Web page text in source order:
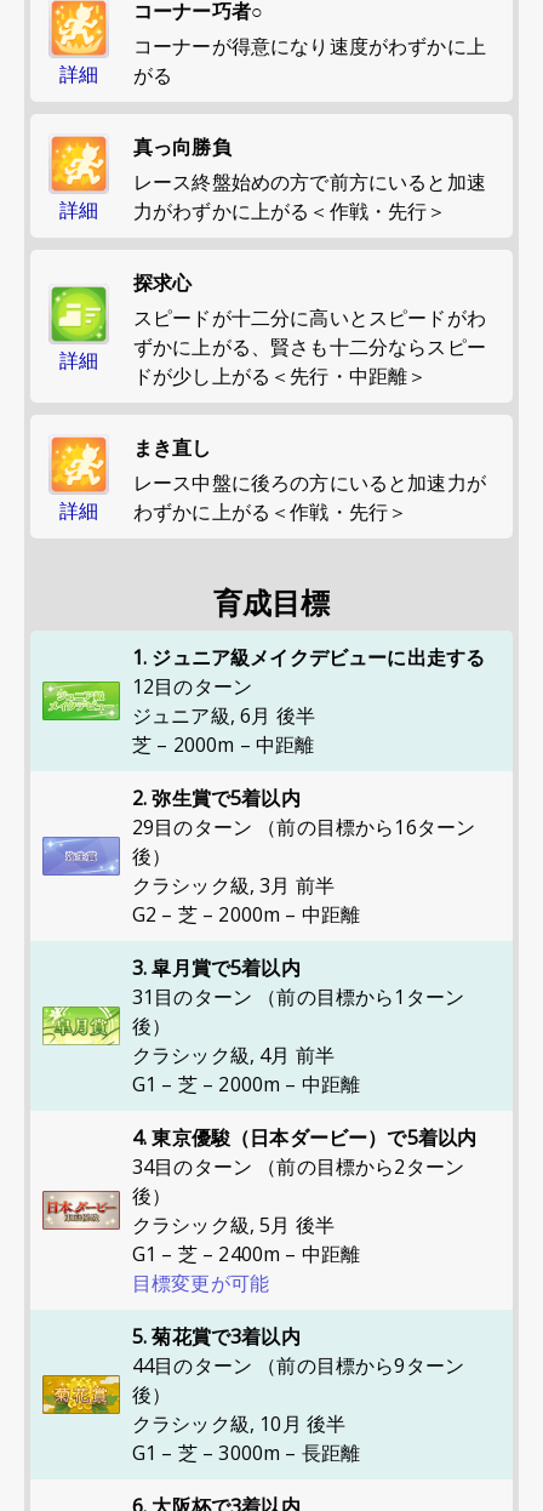
詳細
コーナー巧者○
コーナーが得意になり速度がわずかに上
がる
詳細
真っ向勝負
レース終盤始めの方で前方にいると加速
力がわずかに上がる＜作戦・先行＞
詳細
探求心
スピードが十二分に高いとスピードがわ
ずかに上がる、賢さも十二分ならスピー
ドが少し上がる＜先行・中距離＞
詳細
まき直し
レース中盤に後ろの方にいると加速力が
わずかに上がる＜作戦・先行＞
育成目標
1. ジュニア級メイクデビューに出走する
12目のターン
ジュニア級, 6月 後半
芝 – 2000m – 中距離
2. 弥生賞で5着以内
29目のターン （前の目標から16ターン
後）
クラシック級, 3月 前半
G2 – 芝 – 2000m – 中距離
3. 皐月賞で5着以内
31目のターン （前の目標から1ターン
後）
クラシック級, 4月 前半
G1 – 芝 – 2000m – 中距離
4. 東京優駿（日本ダービー）で5着以内
34目のターン （前の目標から2ターン
後）
クラシック級, 5月 後半
G1 – 芝 – 2400m – 中距離
目標変更が可能
5. 菊花賞で3着以内
44目のターン （前の目標から9ターン
後）
クラシック級, 10月 後半
G1 – 芝 – 3000m – 長距離